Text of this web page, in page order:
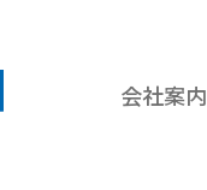
会社案内